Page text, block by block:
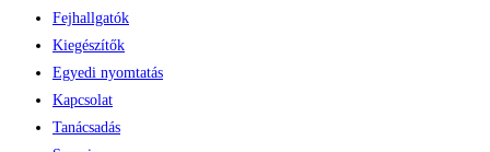
Fejhallgatók
Kiegészítők
Egyedi nyomtatás
Kapcsolat
Tanácsadás